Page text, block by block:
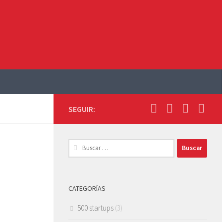
SEGUIR:
Buscar:
CATEGORÍAS
500 startups (3)